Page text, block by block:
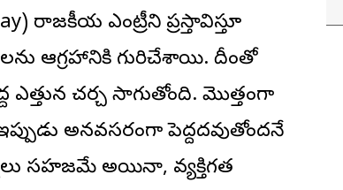
ఎంట్రీని ప్రస్తావిస్తూ
ఆగ్రహానికి గురిచేశాయి. దీంతో
చర్చ సాగుతోంది. మొత్తంగా
అనవసరంగా పెద్దదవుతోందనే
సహజమే అయినా, వ్యక్తిగత